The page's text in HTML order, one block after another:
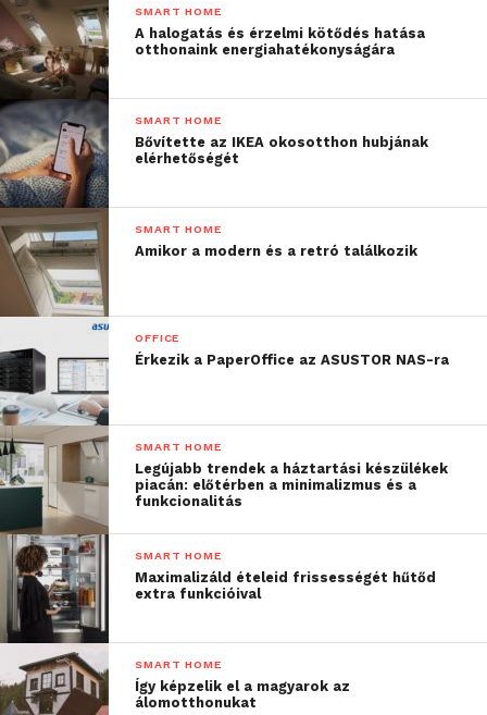
SMART HOME
A halogatás és érzelmi kötődés hatása
otthonaink energiahatékonyságára
SMART HOME
Bővítette az IKEA okosotthon hubjának
elérhetőségét
SMART HOME
Amikor a modern és a retró találkozik
OFFICE
Érkezik a PaperOffice az ASUSTOR NAS-ra
SMART HOME
Legújabb trendek a háztartási készülékek
piacán: előtérben a minimalizmus és a
funkcionalitás
SMART HOME
Maximalizáld ételeid frissességét hűtőd
extra funkcióival
SMART HOME
Így képzelik el a magyarok az
álomotthonukat